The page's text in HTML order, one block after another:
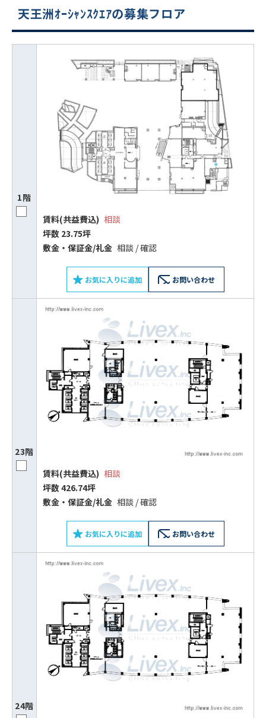
天王洲ｵｰｼｬﾝｽｸｴｱの募集フロア
1階
賃料(共益費込) 相談
坪数 23.75坪
敷⾦‧保証⾦/礼⾦ 相談 / 確認
お気に入りに追加 お問い合わせ
23階
賃料(共益費込) 相談
坪数 426.74坪
敷⾦‧保証⾦/礼⾦ 相談 / 確認
お気に入りに追加 お問い合わせ
24階